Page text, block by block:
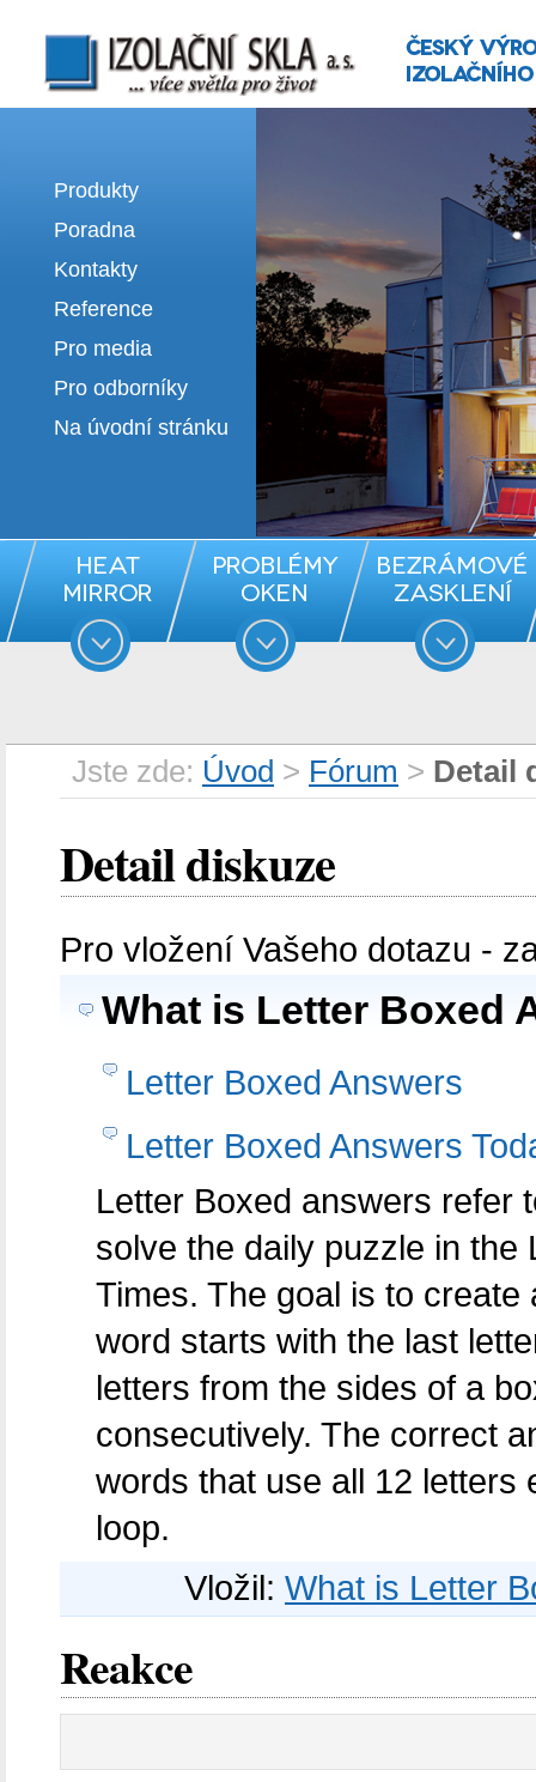
Izolační skla | výroba izolačních sklel
Produkty
Poradna
Kontakty
Reference
Pro media
Pro odborníky
Na úvodní stránku
Jste zde: Úvod > Fórum > Detail
Detail diskuze
Pro vložení Vašeho dotazu -
What is Letter Boxed
Letter Boxed Answers
Letter Boxed Answers
Letter Boxed answers refer
solve the daily puzzle in the
Times. The goal is to
word starts with the last
letters from the sides of a
consecutively. The correct
words that use all 12 letters
loop.
Vložil: What is Letter
Reakce